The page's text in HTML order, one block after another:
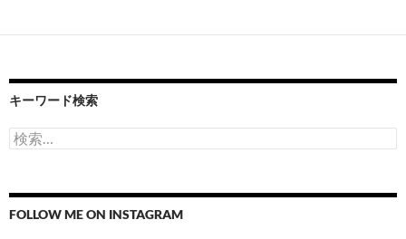
キーワード検索
検
索:
FOLLOW ME ON INSTAGRAM